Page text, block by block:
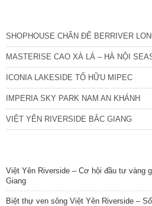
SHOPHOUSE CHÂN ĐẾ BERRIVER
MASTERISE CAO XÀ LÁ – HÀ NỘI
ICONIA LAKESIDE TỐ HỮU MIPEC
IMPERIA SKY PARK NAM AN KHÁNH
VIỆT YÊN RIVERSIDE BẮC GIANG
Việt Yên Riverside – Cơ hội đầu tư vàng
Giang
Biệt thự ven sông Việt Yên Riverside –